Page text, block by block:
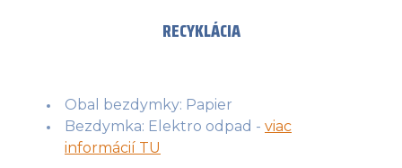
RECYKLÁCIA
Obal bezdymky: Papier
Bezdymka: Elektro odpad - viac
informácií TU